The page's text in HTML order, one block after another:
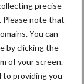
precise
Please note that
You can
by clicking the
of your screen.
to providing you
onverminderd
uit Argentinië
voor
uit derde landen